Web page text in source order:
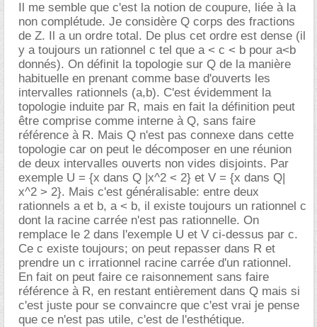
Il me semble que c'est la notion de coupure, liée à la
non complétude. Je considère Q corps des fractions
de Z. Il a un ordre total. De plus cet ordre est dense (il
y a toujours un rationnel c tel que a < c < b pour a<b
donnés). On définit la topologie sur Q de la manière
habituelle en prenant comme base d'ouverts les
intervalles rationnels (a,b). C'est évidemment la
topologie induite par R, mais en fait la définition peut
être comprise comme interne à Q, sans faire
référence à R. Mais Q n'est pas connexe dans cette
topologie car on peut le décomposer en une réunion
de deux intervalles ouverts non vides disjoints. Par
exemple U = {x dans Q |x^2 < 2} et V = {x dans Q|
x^2 > 2}. Mais c'est généralisable: entre deux
rationnels a et b, a < b, il existe toujours un rationnel c
dont la racine carrée n'est pas rationnelle. On
remplace le 2 dans l'exemple U et V ci-dessus par c.
Ce c existe toujours; on peut repasser dans R et
prendre un c irrationnel racine carrée d'un rationnel.
En fait on peut faire ce raisonnement sans faire
référence à R, en restant entièrement dans Q mais si
c'est juste pour se convaincre que c'est vrai je pense
que ce n'est pas utile, c'est de l'esthétique.